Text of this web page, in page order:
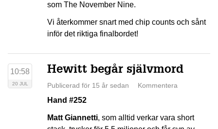
som The November Nine.
Vi återkommer snart med chip counts och sånt
inför det riktiga finalbordet!
10:58
20 JUL
Hewitt begår självmord
Publicerad för 15 år sedan Kommentera
Hand #252
Matt Giannetti, som alltid verkar vara short